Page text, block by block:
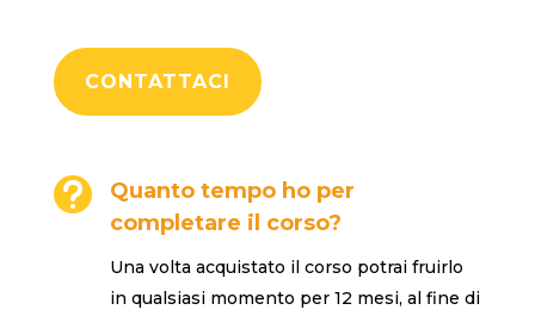
CONTATTACI

Quanto tempo ho per
completare il corso?
Una volta acquistato il corso potrai fruirlo
in qualsiasi momento per 12 mesi, al fine di